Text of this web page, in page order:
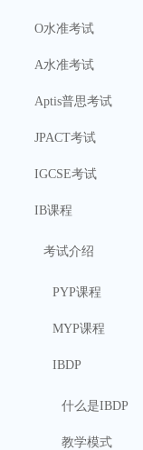
O水准考试
A水准考试
Aptis普思考试
JPACT考试
IGCSE考试
IB课程
考试介绍
PYP课程
MYP课程
IBDP
什么是IBDP
教学模式